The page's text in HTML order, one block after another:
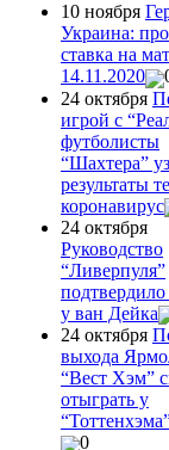
10 ноября
Украина:
ставка на
14.11.2020
24 октября
игрой с
футболисты
“Шахтера”
результаты
коронавирус
24 октября
Руководство
“Ливерпуля”
у ван Дейка
24 октября
выхода
“Вест Хэм”
отыграть у
0